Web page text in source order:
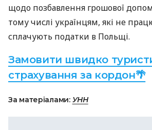
щодо позбавлення грошової
тому числі українцям, які не
сплачують податки в Польщі.
Замовити швидко
страхування за кордон🌴
За матеріалами: УНН